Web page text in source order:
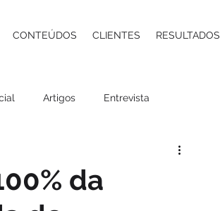
CONTEÚDOS CLIENTES RESULTADOS
Artigos Entrevista
da